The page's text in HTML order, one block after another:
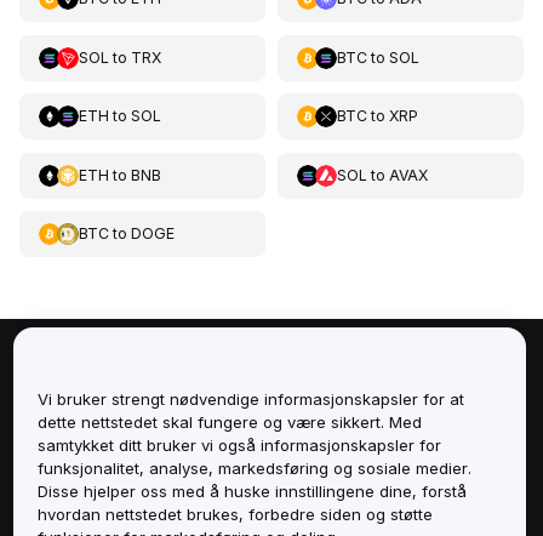
SOL to TRX BTCto SOL
ETH to SOL BTCto XRP
ETH to BNB SOL to AVAX
BTCto DOGE
Tjenester
Støtte
Vi bruker strengt nødvendige informasjonskapsler for at
dette nettstedet skal fungere og være sikkert. Med
samtykket ditt bruker vi også informasjonskapsler for
funksjonalitet, analyse, markedsføring og sosiale medier.
Disse hjelper oss med å huske innstillingene dine, forstå
hvordan nettstedet brukes, forbedre siden og støtte